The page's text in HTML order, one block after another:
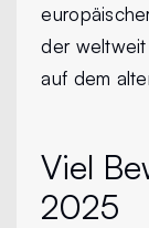
der
auf dem
Viel
2025